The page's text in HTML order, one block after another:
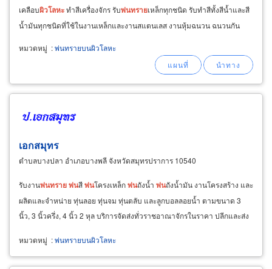
เคลือบผิวโลหะทำสีเครื่องจักร รับพ่นทรายเหล็กทุกชนิด รับทำสีทั้งสีน้ำและสี
น้ำมันทุกชนิดที่ใช้ในงานเหล็กและงานสแตนเลส งานหุ้มฉนวน ฉนวนกัน
หมวดหมู่ :พ่นทรายบนผิวโลหะ
เอกสมุทร
ตำบลบางปลา อำเภอบางพลี จังหวัดสมุทรปราการ 10540
รับงานพ่นทรายพ่นสีพ่นโครงเหล็กพ่นถังน้ำ พ่นถังน้ำมัน งานโครงสร้าง และ
ผลิตและจำหน่าย ทุ่นลอย ทุ่นจม ทุ่นตลับ และลูกบอลลอยน้ำ ตามขนาด 3
นิ้ว, 3 นิ้วครึ่ง, 4 นิ้ว 2 หุล บริการจัดส่งทั่วราชอาณาจักรในราคา ปลีกและส่ง
หมวดหมู่ :พ่นทรายบนผิวโลหะ